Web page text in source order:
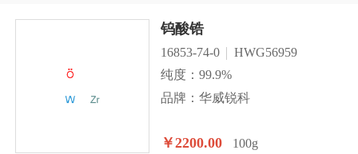
钨酸锆
16853-74-0
HWG56959
纯度：99.9%
品牌：华威锐科
￥2200.00 100g